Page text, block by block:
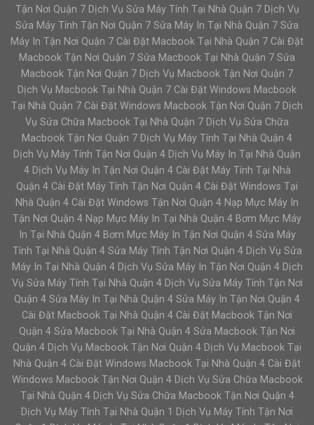
Tận Nơi Quận 7 Dịch Vụ Sửa Máy Tính Tại Nhà Quận 7 Dịch Vụ
Sửa Máy Tính Tận Nơi Quận 7 Sửa Máy In Tại Nhà Quận 7 Sửa
Máy In Tận Nơi Quận 7 Cài Đặt Macbook Tại Nhà Quận 7 Cài Đặt
Macbook Tận Nơi Quận 7 Sửa Macbook Tại Nhà Quận 7 Sửa
Macbook Tận Nơi Quận 7 Dịch Vụ Macbook Tận Nơi Quận 7
Dịch Vụ Macbook Tại Nhà Quận 7 Cài Đặt Windows Macbook
Tại Nhà Quận 7 Cài Đặt Windows Macbook Tận Nơi Quận 7 Dịch
Vụ Sửa Chữa Macbook Tại Nhà Quận 7 Dịch Vụ Sửa Chữa
Macbook Tận Nơi Quận 7 Dịch Vụ Máy Tính Tại Nhà Quận 4
Dịch Vụ Máy Tính Tận Nơi Quận 4 Dịch Vụ Máy In Tại Nhà Quận
4 Dịch Vụ Máy In Tận Nơi Quận 4 Cài Đặt Máy Tính Tại Nhà
Quận 4 Cài Đặt Máy Tính Tận Nơi Quận 4 Cài Đặt Windows Tại
Nhà Quận 4 Cài Đặt Windows Tận Nơi Quận 4 Nạp Mực Máy In
Tận Nơi Quận 4 Nạp Mực Máy In Tại Nhà Quận 4 Bơm Mực Máy
In Tại Nhà Quận 4 Bơm Mực Máy In Tận Nơi Quận 4 Sửa Máy
Tính Tại Nhà Quận 4 Sửa Máy Tính Tận Nơi Quận 4 Dịch Vụ Sửa
Máy In Tại Nhà Quận 4 Dịch Vụ Sửa Máy In Tận Nơi Quận 4 Dịch
Vụ Sửa Máy Tính Tại Nhà Quận 4 Dịch Vụ Sửa Máy Tính Tận Nơi
Quận 4 Sửa Máy In Tại Nhà Quận 4 Sửa Máy In Tận Nơi Quận 4
Cài Đặt Macbook Tại Nhà Quận 4 Cài Đặt Macbook Tận Nơi
Quận 4 Sửa Macbook Tại Nhà Quận 4 Sửa Macbook Tận Nơi
Quận 4 Dịch Vụ Macbook Tận Nơi Quận 4 Dịch Vụ Macbook Tại
Nhà Quận 4 Cài Đặt Windows Macbook Tại Nhà Quận 4 Cài Đặt
Windows Macbook Tận Nơi Quận 4 Dịch Vụ Sửa Chữa Macbook
Tại Nhà Quận 4 Dịch Vụ Sửa Chữa Macbook Tận Nơi Quận 4
Dịch Vụ Máy Tính Tại Nhà Quận 1 Dịch Vụ Máy Tính Tận Nơi